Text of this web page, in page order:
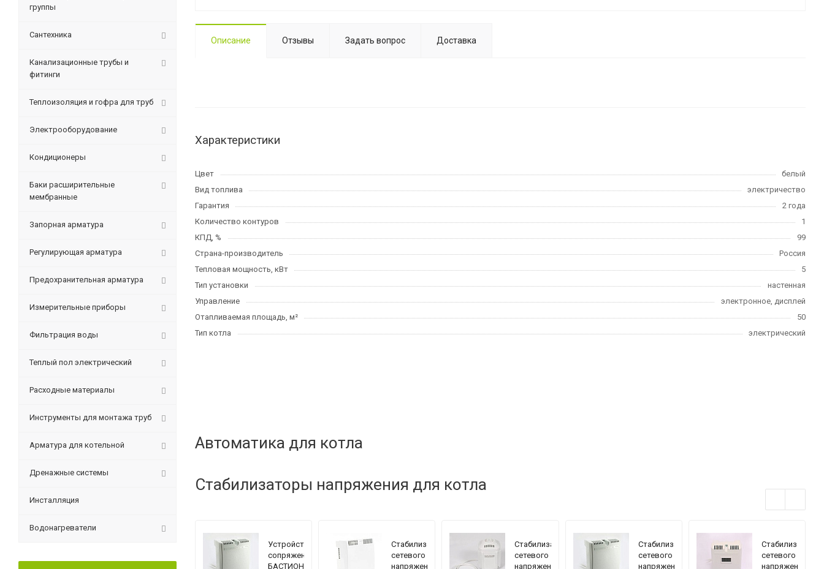
Описание Отзывы Задать вопрос Доставка
Характеристики
Цвет
белый
Вид топлива
электричество
Гарантия
2 года
Количество контуров
1
КПД, %
99
Страна-производитель
Россия
Тепловая мощность, кВт
5
Тип установки
настенная
Управление
электронное, дисплей
Отапливаемая площадь, м²
50
Тип котла
электрический
Автоматика для котла
Стабилизаторы напряжения для котла
Устройство
сопряжения
БАСТИОН
Стабилизатор
сетевого
напряжения
Стабилизатор
сетевого
напряжения
Стабилизатор
сетевого
напряжения
Стабилизатор
сетевого
напряжения
группы
Сантехника
Канализационные трубы и
фитинги
Теплоизоляция и гофра для труб
Электрооборудование
Кондиционеры
Баки расширительные
мембранные
Запорная арматура
Регулирующая арматура
Предохранительная арматура
Измерительные приборы
Фильтрация воды
Теплый пол электрический
Расходные материалы
Инструменты для монтажа труб
Арматура для котельной
Дренажные системы
Инсталляция
Водонагреватели